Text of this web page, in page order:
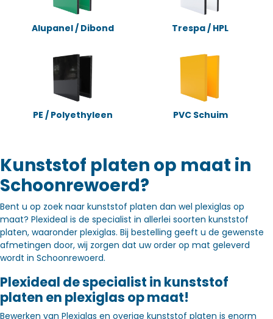
Alupanel / Dibond Trespa / HPL
PE / Polyethyleen PVC Schuim
Kunststof platen op maat in
Schoonrewoerd?
Bent u op zoek naar kunststof platen dan wel plexiglas op
maat? Plexideal is de specialist in allerlei soorten kunststof
platen, waaronder plexiglas. Bij bestelling geeft u de gewenste
afmetingen door, wij zorgen dat uw order op mat geleverd
wordt in Schoonrewoerd.
Plexideal de specialist in kunststof
platen en plexiglas op maat!
Bewerken van Plexiglas en overige kunststof platen is enorm